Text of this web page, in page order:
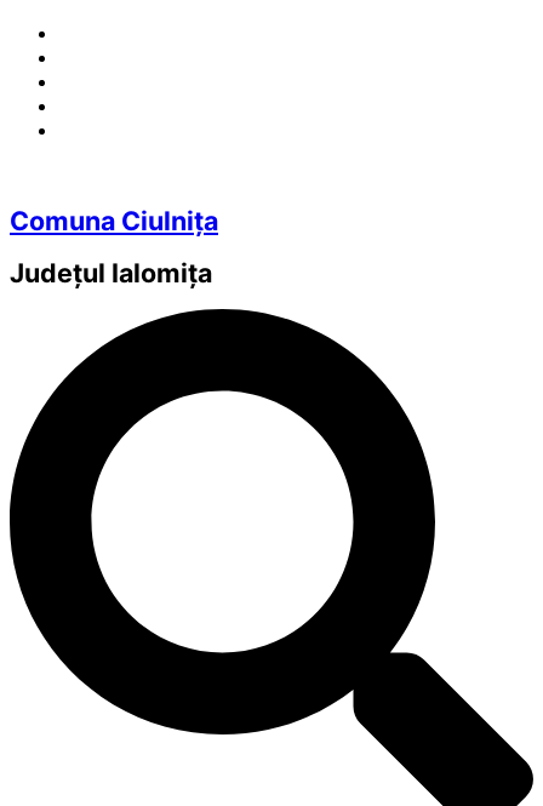
Comuna Ciulnița
Județul Ialomița